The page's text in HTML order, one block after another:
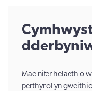
Mae nifer helaeth o
perthynol yn